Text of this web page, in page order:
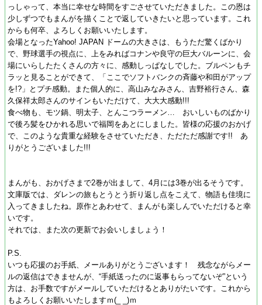
っしゃって、本当に幸せな時間をすごさせていただきました。この恩は
少しずつでもまんがを描くことで返していきたいと思っています。これ
からも何卒、よろしくお願いいたします。
会場となったYahoo! JAPAN ドームの大きさは、もうただ驚くばかり
で、野球選手の視点に、上をみればコナンや良守の巨大バルーンに、会
場にいらしたたくさんの方々に、感動しっぱなしでした。ブルペンもチ
ラッと見ることができて、「ここでソフトバンクの斉藤や和田がアップ
を!?」とプチ感動。また個人的に、高山みなみさん、吉野裕行さん、森
久保祥太郎さんのサインもいただけて、大大大感動!!!
食べ物も、モツ鍋、明太子、とんこつラーメン… おいしいものばかり
で後ろ髪をひかれる思いで福岡をあとにしました。皆様の応援のおかげ
で、このような貴重な経験をさせていただき、ただただ感謝です!! あ
りがとうございました!!!
まんがも、おかげさまで2巻が出まして、4月には3巻が出るそうです。
文庫版では、ダレンの旅もとうとう折り返し点をこえて、物語も佳境に
入ってきましたね。原作とあわせて、まんがも楽しんでいただけると幸
いです。
それでは、また次の更新でお会いしましょう！
P.S.
いつも応援のお手紙、メールありがとうございます！ 残念ながらメー
ルの返信はできませんが、“手紙送ったのに返事もらってないぞ”という
方は、お手数ですがメールしていただけるとありがたいです。これから
もよろしくお願いいたしますｍ(_ _)ｍ